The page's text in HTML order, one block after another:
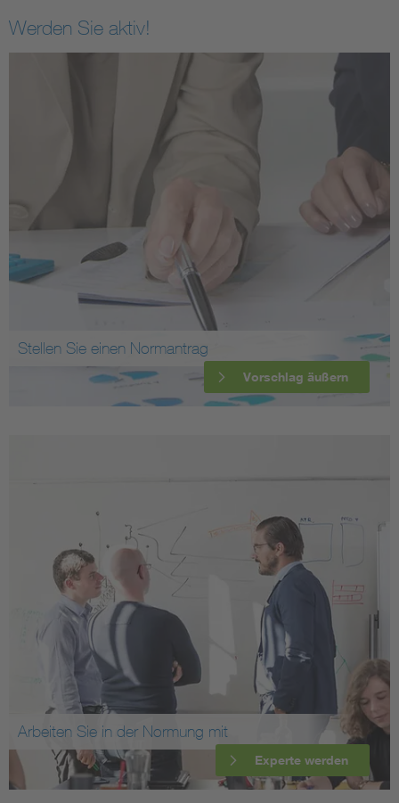
Werden Sie aktiv!
Stellen Sie einen Normantrag
Vorschlag äußern
Arbeiten Sie in der Normung mit
Experte werden